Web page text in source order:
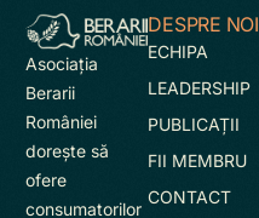
Asociaţia
Berarii
României
doreşte să
ofere
consumatorilor
DESPRE NOI
ECHIPA
LEADERSHIP
PUBLICAȚII
FII MEMBRU
CONTACT